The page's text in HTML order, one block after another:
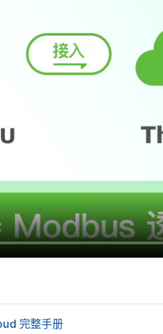
完整手册